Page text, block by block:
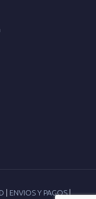
ENVIOS Y PAGOS|